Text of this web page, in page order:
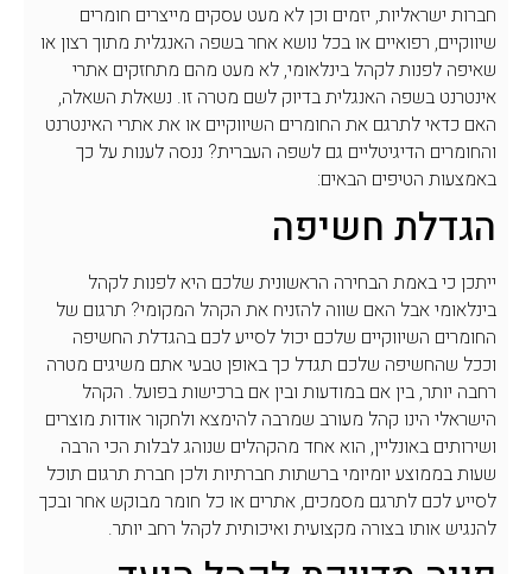
חברות ישראליות, יזמים וכן לא מעט עסקים מייצרים חומרים
שיווקיים, רפואיים או בכל נושא אחר בשפה האנגלית מתוך רצון או
שאיפה לפנות לקהל בינלאומי, לא מעט מהם מתחזקים אתרי
אינטרנט בשפה האנגלית בדיוק לשם מטרה זו. נשאלת השאלה,
האם כדאי לתרגם את החומרים השיווקיים או את אתרי האינטרנט
והחומרים הדיגיטליים גם לשפה העברית? ננסה לענות על כך
באמצעות הטיפים הבאים:
הגדלת חשיפה
ייתכן כי באמת הבחירה הראשונית שלכם היא לפנות לקהל
בינלאומי אבל האם שווה להזניח את הקהל המקומי? תרגום של
החומרים השיווקיים שלכם יכול לסייע לכם בהגדלת החשיפה
וככל שהחשיפה שלכם תגדל כך באופן טבעי אתם משיגים מטרה
רחבה יותר, בין אם במודעות ובין אם ברכישות בפועל. הקהל
הישראלי הינו קהל מעורב שמרבה להימצא ולחקור אודות מוצרים
ושירותים באונליין, הוא אחד מהקהלים שנוהג לבלות הכי הרבה
שעות בממוצע יומיומי ברשתות חברתיות ולכן חברת תרגום תוכל
לסייע לכם לתרגם מסמכים, אתרים או כל חומר מבוקש אחר ובכך
להנגיש אותו בצורה מקצועית ואיכותית לקהל רחב יותר.